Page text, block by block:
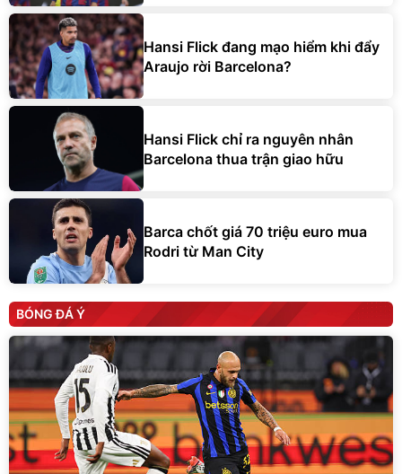
Hansi Flick đang mạo hiểm khi đẩy
Araujo rời Barcelona?
Hansi Flick chỉ ra nguyên nhân
Barcelona thua trận giao hữu
Barca chốt giá 70 triệu euro mua
Rodri từ Man City
BÓNG ĐÁ Ý